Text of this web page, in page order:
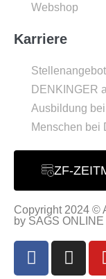
Webshop
Karriere
DENKINGER
Ausbildung
Menschen bei
ZF-
Copyright 2024 ©
by SAGS ONLINE